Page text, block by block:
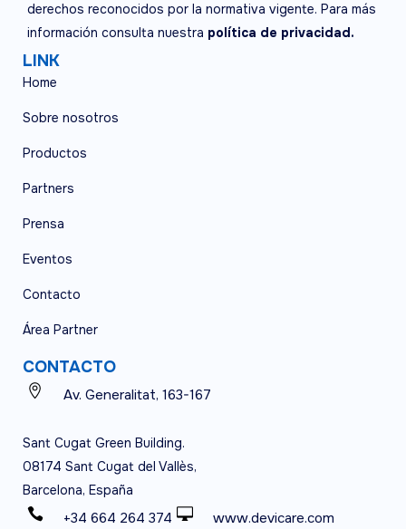
derechos reconocidos por la normativa vigente. Para más
información consulta nuestra política de privacidad.
LINK
Home
Sobre nosotros
Productos
Partners
Prensa
Eventos
Contacto
Área Partner
CONTACTO
Av. Generalitat, 163-167
Sant Cugat Green Building.
08174 Sant Cugat del Vallès,
Barcelona, España
+34 664 264 374 www.devicare.com